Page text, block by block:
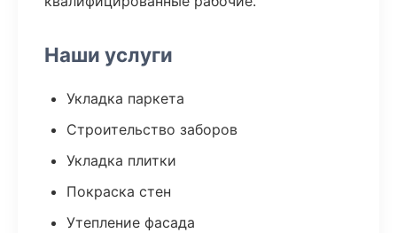
Наши услуги
Укладка паркета
Строительство заборов
Укладка плитки
Покраска стен
Утепление фасада